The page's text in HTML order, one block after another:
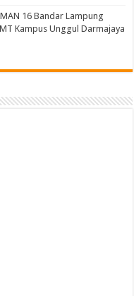
16 Bandar Lampung
Kampus Unggul Darmajaya